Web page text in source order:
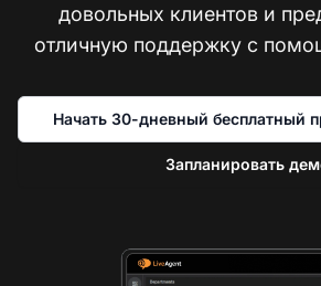
довольных клиентов и
отличную поддержку с
Начать 30-дневный бесплатный
Запланировать